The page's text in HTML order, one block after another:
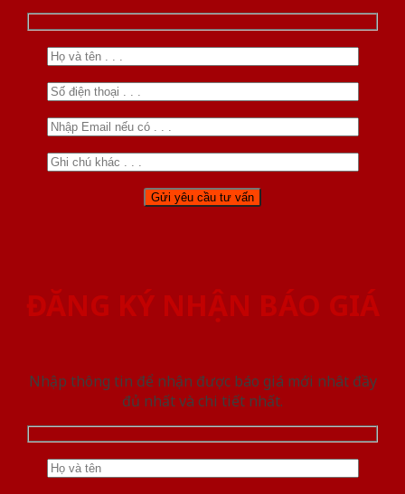
ĐĂNG KÝ NHẬN BÁO GIÁ
Nhập thông tin để nhận được báo giá mới nhât đầy
đủ nhất và chi tiết nhất.